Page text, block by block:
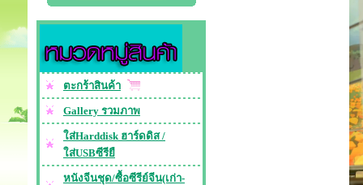
ตะกร้าสินค้า
Gallery รวมภาพ
ใส่Harddisk ฮาร์ดดิส /
ใส่USBซีรียื
หนังจีนชุด/ซื้อซีรีย์จีน(เก่า-